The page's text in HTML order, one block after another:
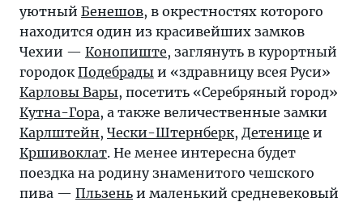
уютный Бенешов, в окрестностях которого
находится один из красивейших замков
Чехии — Конопиште, заглянуть в курортный
городокПодебрады и «здравницу всея Руси»
Карловы Вары, посетить «Серебряный город»
Кутна-Гора, а также величественные замки
Карлштейн, Чески-Штернберк, Детенице и
Кршивоклат. Не менее интересна будет
поездка на родину знаменитого чешского
пива — Пльзень и маленький средневековый